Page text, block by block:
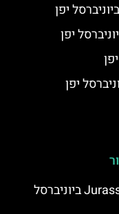
מתקן Jurassic Park Rapids Adventure ביוניברסל